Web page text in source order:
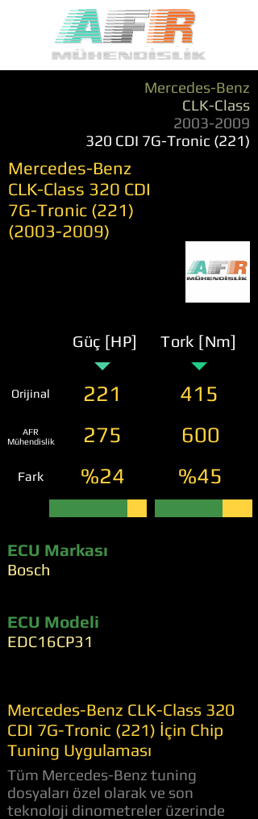
Mercedes-Benz
CLK-Class
2003-2009
320 CDI 7G-Tronic (221)
Mercedes-Benz
CLK-Class 320 CDI
7G-Tronic (221)
(2003-2009)
Güç [HP] Tork [Nm]
Orijinal 221 415
AFR
Mühendislik
275 600
Fark %24 %45
ECU Markası
Bosch
ECU Modeli
EDC16CP31
Mercedes-Benz CLK-Class 320
CDI 7G-Tronic (221) İçin Chip
Tuning Uygulaması
Tüm Mercedes-Benz tuning
dosyaları özel olarak ve son
teknoloji dinometreler üzerinde